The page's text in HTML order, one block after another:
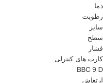
دما
رطوبت
سایر
سطح
فشار
کارت های کنترلی
BBC 9 D
ارتعاش